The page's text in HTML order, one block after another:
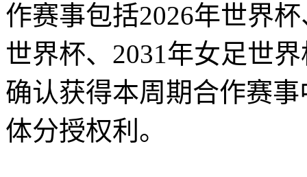
作赛事包括2026年世界
世界杯、2031年女足世
确认获得本周期合作赛
体分授权利。